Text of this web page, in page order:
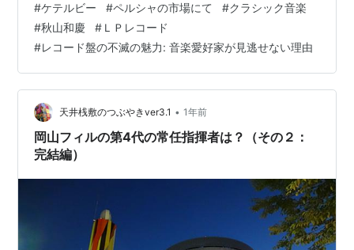
者のピエール・モントゥー、オルガニスト・医師のアル
ベルト・シュヴァイツァーがアニバーサリーです。ちな
みに作家のトーマス・マン、精神科医のカール・グスタ
フ・ユングという有名人もいます。 ケテルビーの作品は
良くきかれますが、その生い立ちをここで簡単に―バー
ミンガムに生まれて幼年期から音楽教育を受け、木管
楽…
#ケテルビー #ペルシャの市場にて #クラシック音楽
#秋山和慶 # ＬＰレコード
#レコード盤の不滅の魅力: 音楽愛好家が見逃せない理由
天井桟敷のつぶやきver3.1 • 1年前
岡山フィルの第4代の常任指揮者は？（その２：
完結編）